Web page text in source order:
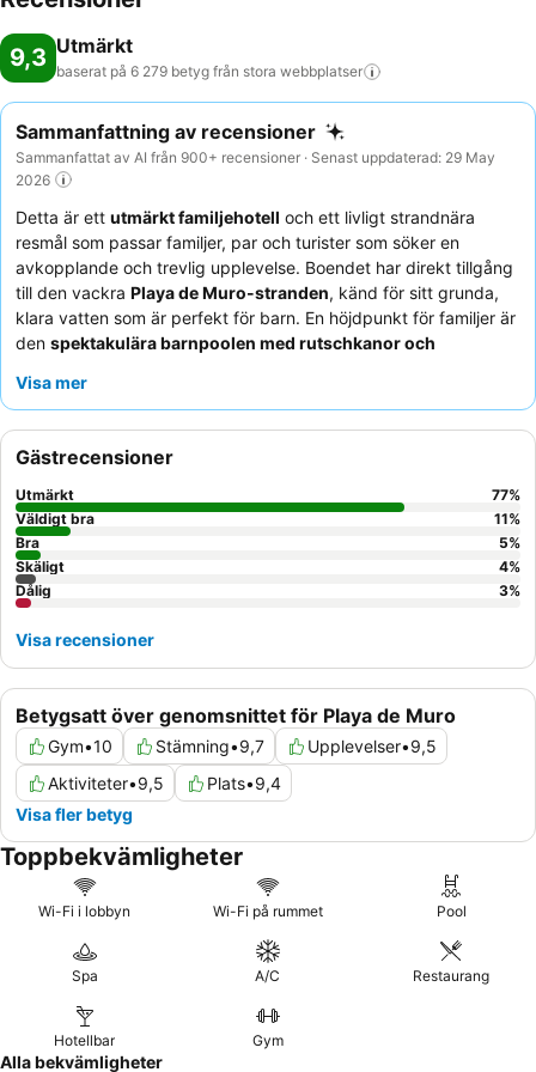
wellnesserbjudanden såsom spa, en bastu, en hamam,
skönhetssalong, massagebehandlingar och en fotzonterapi,
spana in boendets olika underhållningsprogram. Måltider: På
boendet finns ett café och en bar. Läckra specialiteter väntar
gästerna i de fem rökfria restaurangerna med luftkonditionering.
Boendet erbjuder även möjligheten att boka måltidspaket som:
övernattning med frukost, halvpension och all-inclusive. En rad
kulinariska läckerheter erbjuds i form av en innehållsrik frukostbuffé,
lunch och en variationsrik kvällsbuffé. Restaurangen erbjuder även
barnmenyer. Därutöver erbjuder hotellet även snacks. Huset har ett
brett sortiment av både alkoholfria- och alkoholhaltiga drycker.
Kreditkort: Följande kreditkort accepteras på boendet: American
Express, Visa och MasterCard.
9,3 Utmärkt
baserat på 6 279 betyg från stora webbplatser
Sammanfattning av recensioner
Sammanfattat av AI från 900+ recensioner · Senast uppdaterad: 29 May
2026
Detta är ett utmärkt familjehotell och ett livligt strandnära
resmål som passar familjer, par och turister som söker en
avkopplande och trevlig upplevelse. Boendet har direkt tillgång
till den vackra Playa de Muro-stranden, känd för sitt grunda,
klara vatten som är perfekt för barn. En höjdpunkt för familjer är
den spektakulära barnpoolen med rutschkanor och
berömmer konsekvent den enastående personalen och den
upplevelser och temakvällar. För en lugnare vistelse
rekommenderar gästerna att be om ett rum mot trädgården
istället för huvudvägen.
Visa mer
Betygsatt över genomsnittet för Playa de Muro
Gym•10 Stämning•9,7 Upplevelser•9,5
Aktiviteter•9,5 Plats•9,4
Visa fler betyg
Gästrecensioner
Utmärkt 77%
Väldigt bra
11%
Bra
5%
Skäligt
4%
Dålig
3%
Visa recensioner
Toppbekvämligheter
Wi-Fi i lobbyn Wi-Fi på rummet Pool
Spa A/C Restaurang
Hotellbar Gym
Alla bekvämligheter